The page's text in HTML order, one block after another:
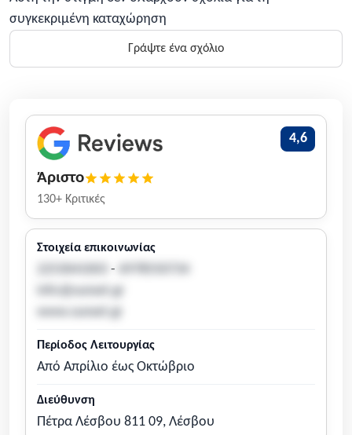
συγκεκριμένη καταχώρηση
Γράψτε ένα σχόλιο
4,6
Άριστο
130+ Κριτικές
Στοιχεία επικοινωνίας
-
info@sunset.gr
www.sunset.gr
Περίοδος Λειτουργίας
Από Απρίλιο έως Οκτώβριο
Διεύθυνση
Πέτρα Λέσβου 811 09, Λέσβου